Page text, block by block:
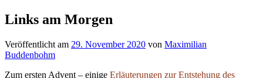
Links am Morgen
Veröffentlicht am 29. November 2020 von Maximilian
Buddenbohm
Zum ersten Advent – einige Erläuterungen zur Entstehung des